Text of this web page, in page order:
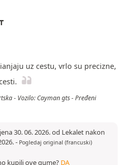
uz cestu, vrlo su precizne,
- Vozilo: Cayman gts - Pređeni
30. 06. 2026. od Lekalet nakon
- Pogledaj original (francuski)
kupili ove gume? DA